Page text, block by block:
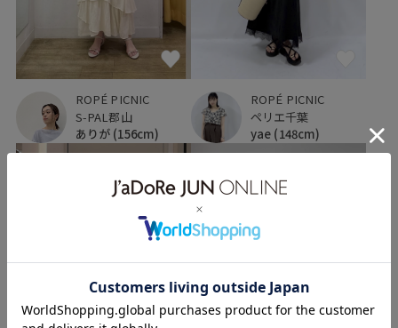
ROPÉ PICNIC
S-PAL郡山
ありが (156cm)
ROPÉ PICNIC
ペリエ千葉
yae (148cm)